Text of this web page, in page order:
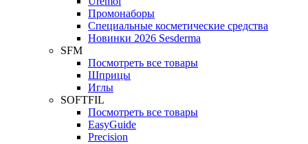
Промонаборы
Специальные косметические средства
Новинки 2026 Sesderma
SFM
Посмотреть все товары
Шприцы
Иглы
SOFTFIL
Посмотреть все товары
EasyGuide
Precision